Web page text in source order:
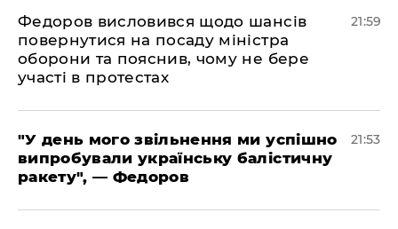
​Федоров висловився щодо шансів
повернутися на посаду міністра
оборони та пояснив, чому не бере
участі в протестах
21:59
​"У день мого звільнення ми успішно
випробували українську балістичну
ракету", — Федоров
21:53